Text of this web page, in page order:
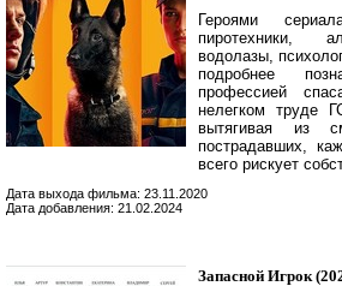
Героями
пиротехники,
водолазы,
подробнее
профессией
нелегком труде
вытягивая из
пострадавших,
всего рискует
Дата выхода фильма: 23.11.2020
Дата добавления: 21.02.2024
Запасной Игрок